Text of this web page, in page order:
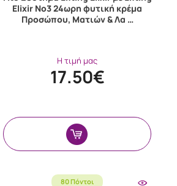
Elixir No3 24ωρη φυτική κρέμα
Προσώπου, Ματιών & Λα …
Η τιμή μας
17.50€
80 Πόντοι